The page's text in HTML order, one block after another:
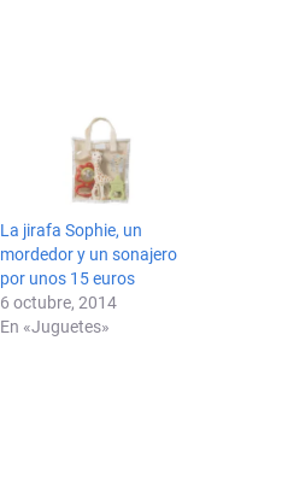
La jirafa Sophie, un
mordedor y un sonajero
por unos 15 euros
6 octubre, 2014
En «Juguetes»